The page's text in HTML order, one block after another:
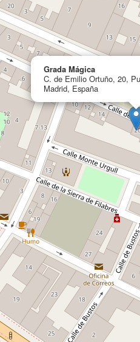
Grada Mágica
C. de Emilio Ortuño, 20,
Madrid, España